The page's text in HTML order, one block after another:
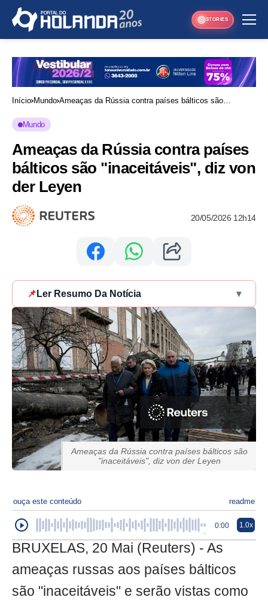
STORIES
Início Mundo Ameaças da Rússia contra países bálticos são
Mundo
Ameaças da Rússia contra países
bálticos são "inaceitáveis", diz von
der Leyen
20/05/2026 12h14
📌 Ler Resumo Da Notícia ▾
Ameaças da Rússia contra países bálticos são
"inaceitáveis", diz von der Leyen
ouça este conteúdo readme
0:00 1.0x
BRUXELAS, 20 Mai (Reuters) - As
ameaças russas aos países bálticos
são "inaceitáveis" e serão vistas como